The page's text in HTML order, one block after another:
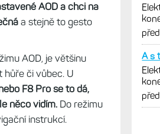
AOD a chci na
a stejně to gesto
AOD, je většinu
hůře či vůbec. U
F8 Pro se to dá,
něco vidím. Do režimu
instrukcí.
před
A s
před